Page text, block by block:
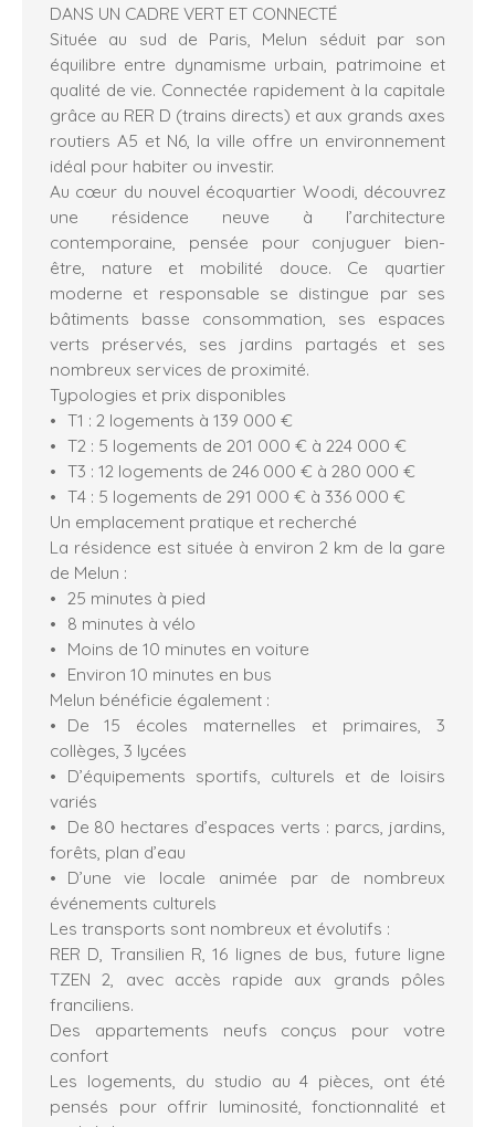
DANS UN CADRE VERT ET CONNECTÉ
Située au sud de Paris, Melun séduit par son
équilibre entre dynamisme urbain, patrimoine et
qualité de vie. Connectée rapidement à la capitale
grâce au RER D (trains directs) et aux grands axes
routiers A5 et N6, la ville offre un environnement
idéal pour habiter ou investir.
Au cœur du nouvel écoquartier Woodi, découvrez
une résidence neuve à l’architecture
contemporaine, pensée pour conjuguer bien-
être, nature et mobilité douce. Ce quartier
moderne et responsable se distingue par ses
bâtiments basse consommation, ses espaces
verts préservés, ses jardins partagés et ses
nombreux services de proximité.
Typologies et prix disponibles
T1 : 2 logements à 139 000 €
T2 : 5 logements de 201 000 € à 224 000 €
T3 : 12 logements de 246 000 € à 280 000 €
T4 : 5 logements de 291 000 € à 336 000 €
Un emplacement pratique et recherché
La résidence est située à environ 2 km de la gare
de Melun :
25 minutes à pied
8 minutes à vélo
Moins de 10 minutes en voiture
Environ 10 minutes en bus
Melun bénéficie également :
De 15 écoles maternelles et primaires, 3
collèges, 3 lycées
D’équipements sportifs, culturels et de loisirs
variés
De 80 hectares d’espaces verts : parcs, jardins,
forêts, plan d’eau
D’une vie locale animée par de nombreux
événements culturels
Les transports sont nombreux et évolutifs :
RER D, Transilien R, 16 lignes de bus, future ligne
TZEN 2, avec accès rapide aux grands pôles
franciliens.
Des appartements neufs conçus pour votre
confort
Les logements, du studio au 4 pièces, ont été
pensés pour offrir luminosité, fonctionnalité et